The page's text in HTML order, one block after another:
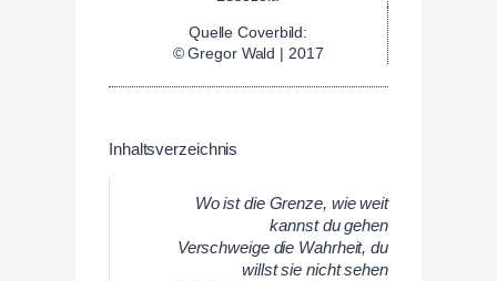
Quelle Coverbild:
© Gregor Wald | 2017
Inhaltsverzeichnis
Wo ist die Grenze, wie weit
kannst du gehen
Verschweige die Wahrheit, du
willst sie nicht sehen